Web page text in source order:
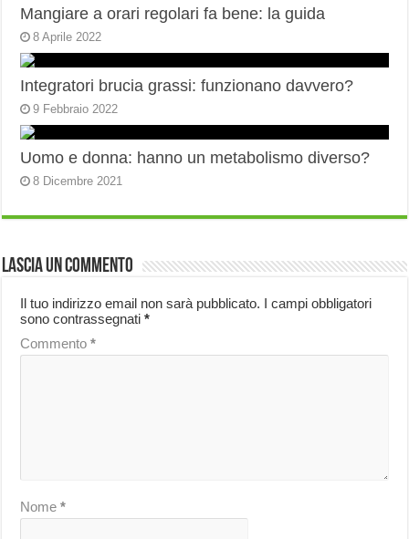
Mangiare a orari regolari fa bene: la guida
8 Aprile 2022
Integratori brucia grassi: funzionano davvero?
9 Febbraio 2022
Uomo e donna: hanno un metabolismo diverso?
8 Dicembre 2021
Lascia un commento
Il tuo indirizzo email non sarà pubblicato. I campi obbligatori
sono contrassegnati*
Commento*
Nome*